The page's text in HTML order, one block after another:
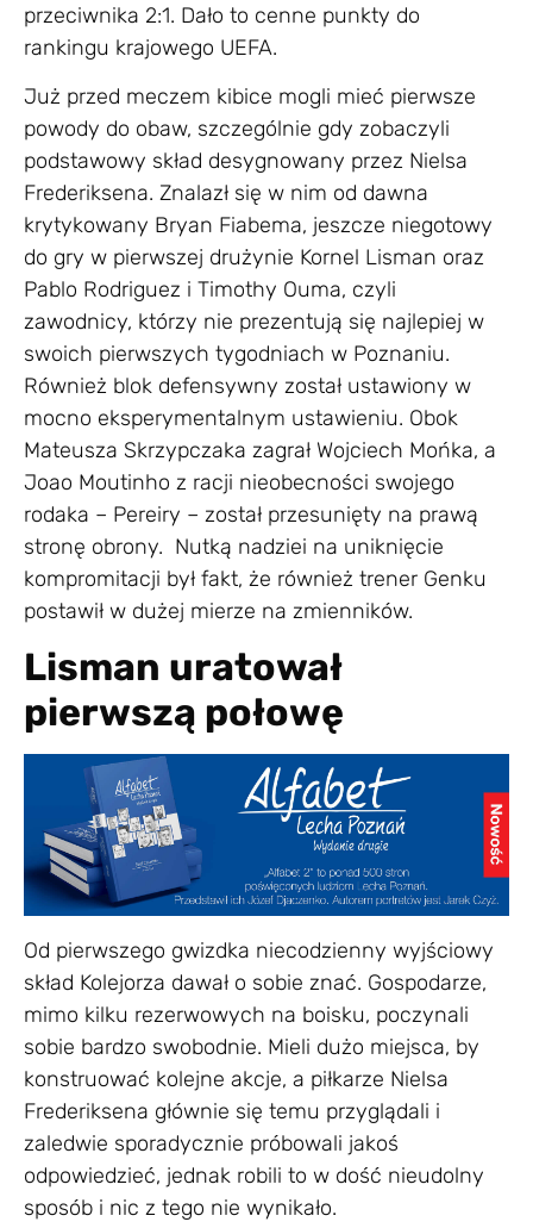
przeciwnika 2:1. Dało to cenne punkty do
rankingu krajowego UEFA.
Już przed meczem kibice mogli mieć pierwsze
powody do obaw, szczególnie gdy zobaczyli
podstawowy skład desygnowany przez Nielsa
Frederiksena. Znalazł się w nim od dawna
krytykowany Bryan Fiabema, jeszcze niegotowy
do gry w pierwszej drużynie Kornel Lisman oraz
Pablo Rodriguez i Timothy Ouma, czyli
zawodnicy, którzy nie prezentują się najlepiej w
swoich pierwszych tygodniach w Poznaniu.
Również blok defensywny został ustawiony w
mocno eksperymentalnym ustawieniu. Obok
Mateusza Skrzypczaka zagrał Wojciech Mońka, a
Joao Moutinho z racji nieobecności swojego
rodaka – Pereiry – został przesunięty na prawą
stronę obrony. Nutką nadziei na uniknięcie
kompromitacji był fakt, że również trener Genku
postawił w dużej mierze na zmienników.
Lisman uratował
pierwszą połowę
Od pierwszego gwizdka niecodzienny wyjściowy
skład Kolejorza dawał o sobie znać. Gospodarze,
mimo kilku rezerwowych na boisku, poczynali
sobie bardzo swobodnie. Mieli dużo miejsca, by
konstruować kolejne akcje, a piłkarze Nielsa
Frederiksena głównie się temu przyglądali i
zaledwie sporadycznie próbowali jakoś
odpowiedzieć, jednak robili to w dość nieudolny
sposób i nic z tego nie wynikało.